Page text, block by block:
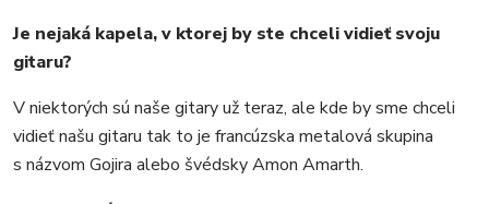
Je nejaká kapela, v ktorej by ste chceli vidieť svoju
gitaru?
V niektorých sú naše gitary už teraz, ale kde by sme chceli
vidieť našu gitaru tak to je francúzska metalová skupina
s názvom Gojira alebo švédsky Amon Amarth.